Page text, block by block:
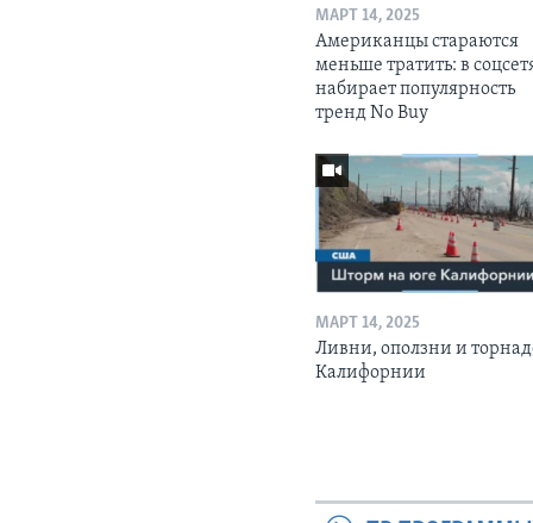
МАРТ 14, 2025
Американцы стараются
меньше тратить: в
набирает популярность
тренд No Buy
МАРТ 14, 2025
Ливни, оползни и
Калифорнии